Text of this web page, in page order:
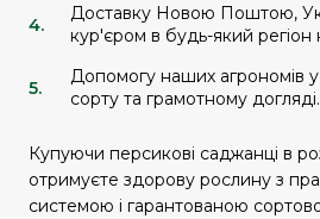
Доставку Новою Поштою,
кур'єром в будь-який регіон
Допомогу наших агрономів у
сорту та грамотному догляді.
Купуючи персикові саджанці в
отримуєте здорову рослину з
системою і гарантованою